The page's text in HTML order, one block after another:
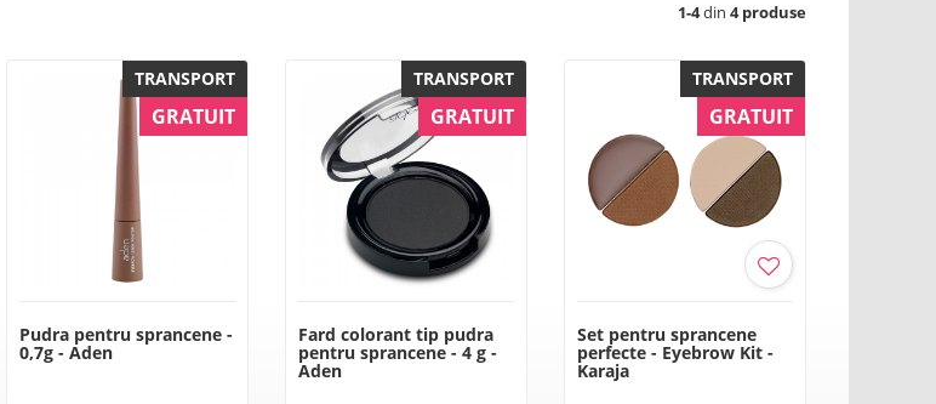
1-4din 4 produse
TRANSPORT
GRATUIT
Pudra pentru sprancene -
0,7g - Aden
TRANSPORT
GRATUIT
Fard colorant tip pudra
pentru sprancene - 4 g -
Aden
TRANSPORT
GRATUIT
Set pentru sprancene
perfecte - Eyebrow Kit -
Karaja